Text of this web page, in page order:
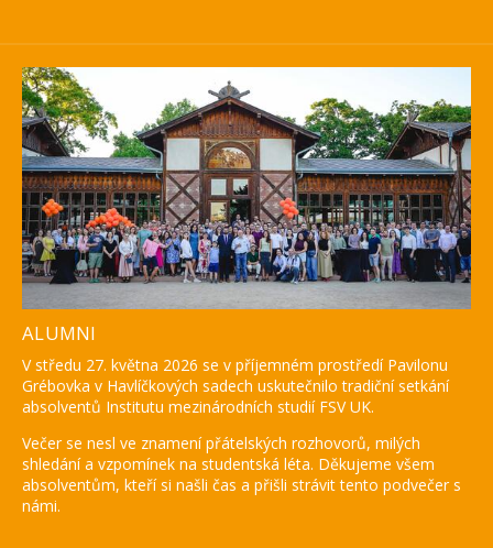
ALUMNI
V středu 27. května 2026 se v příjemném prostředí Pavilonu
Grébovka v Havlíčkových sadech uskutečnilo tradiční setkání
absolventů Institutu mezinárodních studií FSV UK.
Večer se nesl ve znamení přátelských rozhovorů, milých
shledání a vzpomínek na studentská léta. Děkujeme všem
absolventům, kteří si našli čas a přišli strávit tento podvečer s
námi.